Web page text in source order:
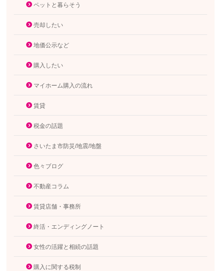
ペットと暮らそう
売却したい
地価公示など
購入したい
マイホーム購入の流れ
賃貸
税金の話題
さいたま市防災/地震/地盤
色々ブログ
不動産コラム
賃貸店舗・事務所
終活・エンディングノート
女性の活躍と相続の話題
購入に関する税制